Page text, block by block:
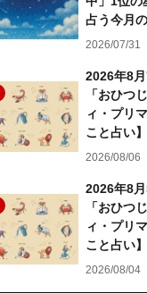
占う今月の
2026/07/31
2026年8
「おひつ
ィ・プリ
こと占い】
2026/08/06
2026年8
「おひつ
ィ・プリ
こと占い】
2026/08/04